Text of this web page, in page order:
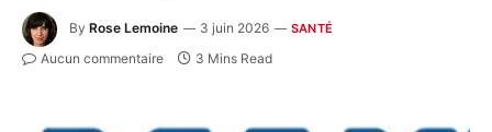
By Rose Lemoine 3 juin 2026 SANTÉ
Aucun commentaire 3 Mins Read